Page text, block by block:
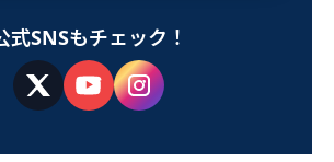
式SNSもチェック！